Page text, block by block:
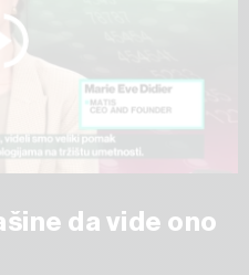
da vide ono